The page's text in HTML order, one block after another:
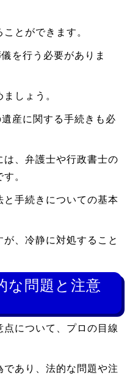
とができます。
を行う必要がありま
しょう。
産に関する手続きも必
、弁護士や行政書士の
。
手続きについての基本
、冷静に対処すること
な問題と注意
について、プロの目線
あり、法的な問題や注